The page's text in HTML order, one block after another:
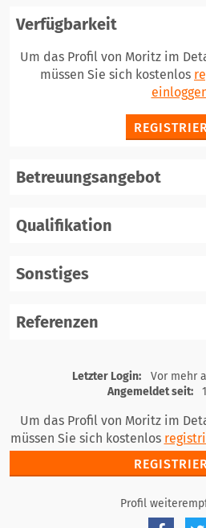
Verfügbarkeit
Um das Profil von Moritz im
müssen Sie sich kostenlos
Betreuungsangebot
Qualifikation
Sonstiges
Referenzen
Letzter Login:
Vor mehr
Angemeldet seit:
Um das Profil von Moritz im
müssen Sie sich kostenlos
Profil